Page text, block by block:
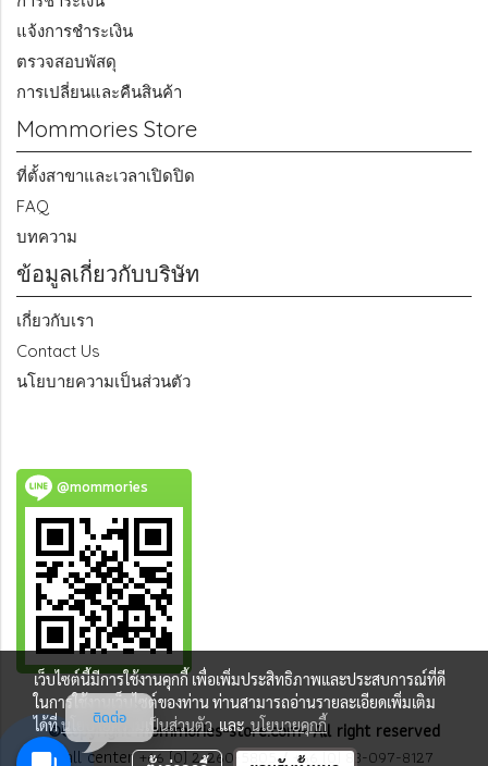
แจ้งการชำระเงิน
ตรวจสอบพัสดุ
การเปลี่ยนและคืนสินค้า
Mommories Store
ที่ตั้งสาขาและเวลาเปิดปิด
FAQ
บทความ
ข้อมูลเกี่ยวกับบริษัท
เกี่ยวกับเรา
Contact Us
นโยบายความเป็นส่วนตัว
@mommories
©Copyright mommories-store.com- All right reserved
Call center+66 (0) 2-260-5805/+66 (0) 83-097-8127
เว็บไซต์นี้มีการใช้งานคุกกี้ เพื่อเพิ่มประสิทธิภาพและประสบการณ์ที่ดี
ในการใช้งานเว็บไซต์ของท่าน ท่านสามารถอ่านรายละเอียดเพิ่มเติม
ได้ที่นโยบายความเป็นส่วนตัวและนโยบายคุกกี้
ติดต่อ